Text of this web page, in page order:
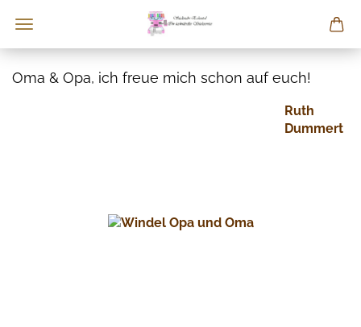
Oma & Opa, ich freue mich schon auf euch!
Ruth
Dummert